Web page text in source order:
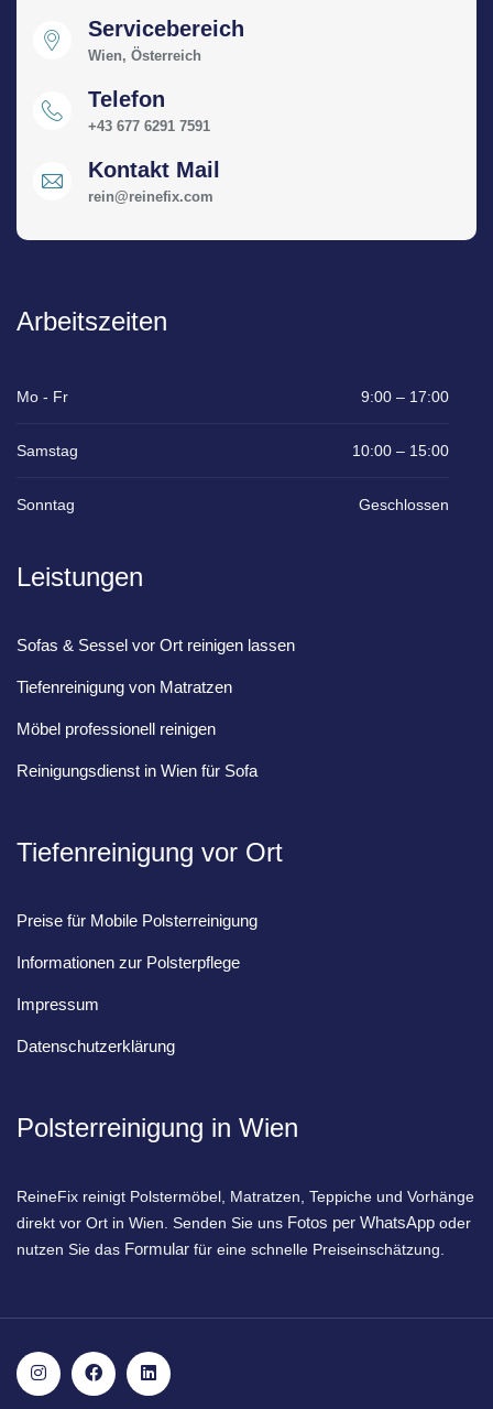
Servicebereich
Wien, Österreich
Telefon
+43 677 6291 7591
Kontakt Mail
rein@reinefix.com
Arbeitszeiten
Mo - Fr 9:00 – 17:00
Samstag 10:00 – 15:00
Sonntag Geschlossen
Leistungen
Sofas & Sessel vor Ort reinigen lassen
Tiefenreinigung von Matratzen
Möbel professionell reinigen
Reinigungsdienst in Wien für Sofa
Tiefenreinigung vor Ort
Preise für Mobile Polsterreinigung
Informationen zur Polsterpflege
Impressum
Datenschutzerklärung
Polsterreinigung in Wien
ReineFix reinigt Polstermöbel, Matratzen, Teppiche und Vorhänge
direkt vor Ort in Wien. Senden Sie uns Fotos per WhatsApp oder
nutzen Sie das Formular für eine schnelle Preiseinschätzung.